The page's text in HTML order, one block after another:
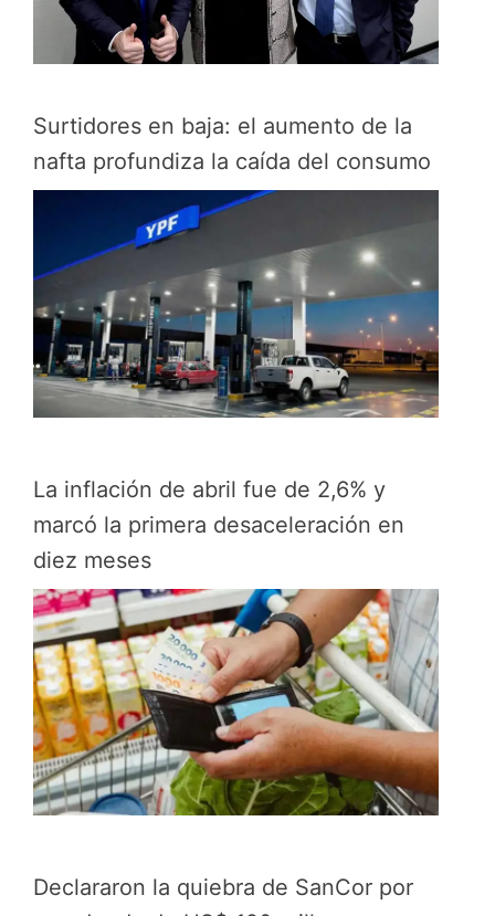
Surtidores en baja: el aumento de la
nafta profundiza la caída del consumo
La inflación de abril fue de 2,6% y
marcó la primera desaceleración en
diez meses
Declararon la quiebra de SanCor por